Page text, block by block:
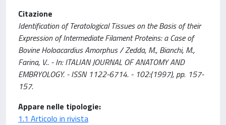
Citazione
Identification of Teratological Tissues on the Basis of their
Expression of Intermediate Filament Proteins: a Case of
Bovine Holoacardius Amorphus / Zedda, M., Bianchi, M.,
Farina, V.. - In: ITALIAN JOURNAL OF ANATOMY AND
EMBRYOLOGY. - ISSN 1122-6714. - 102:(1997), pp. 157-
157.
Appare nelle tipologie:
1.1 Articolo in rivista